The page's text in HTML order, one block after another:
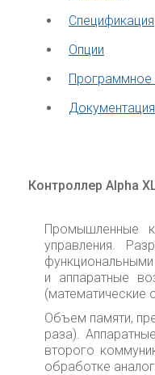
Спецификация
Опции
Программное
Документация
Контроллер Alpha
Промышленные
управления.
и аппаратные
(математические
Объем памяти,
раза).
второго
обработке